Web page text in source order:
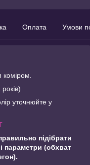
Оплата Умови
коміром.
уточнюйте у
підібрати
параметри (обхват